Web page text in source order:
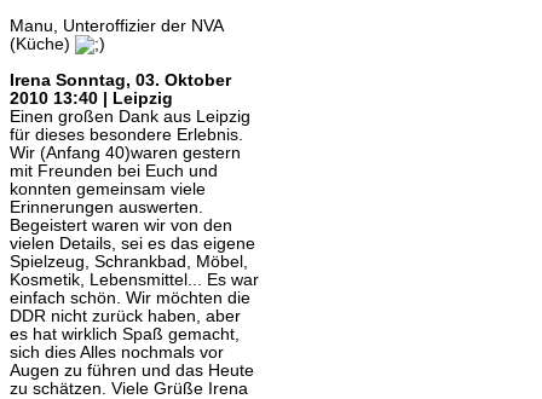
Manu, Unteroffizier der NVA
(Küche)
Irena Sonntag, 03. Oktober
2010 13:40 | Leipzig
Einen großen Dank aus Leipzig
für dieses besondere Erlebnis.
Wir (Anfang 40)waren gestern
mit Freunden bei Euch und
konnten gemeinsam viele
Erinnerungen auswerten.
Begeistert waren wir von den
vielen Details, sei es das eigene
Spielzeug, Schrankbad, Möbel,
Kosmetik, Lebensmittel... Es war
einfach schön. Wir möchten die
DDR nicht zurück haben, aber
es hat wirklich Spaß gemacht,
sich dies Alles nochmals vor
Augen zu führen und das Heute
zu schätzen. Viele Grüße Irena